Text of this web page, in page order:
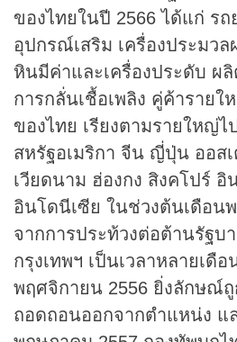
ของไทยในปี 2566 ได้แก่ ร
อุปกรณ์เสริม เครื่องประมว
หินมีค่าและเครื่องประดับ ผ
การกลั่นเชื้อเพลิง คู่ค้าราย
ของไทย เรียงตามรายใหญ่
สหรัฐอเมริกา จีน ญี่ปุ่น ออสเ
เวียดนาม ฮ่องกง สิงคโปร์ อิ
อินโดนีเซีย ในช่วงต้นเดือน
จากการประท้วงต่อต้านรัฐ
กรุงเทพฯ เป็นเวลาหลายเดื
พฤศจิกายน 2556 ยิ่งลักษณ์
ถอดถอนออกจากตำแหน่ง แ